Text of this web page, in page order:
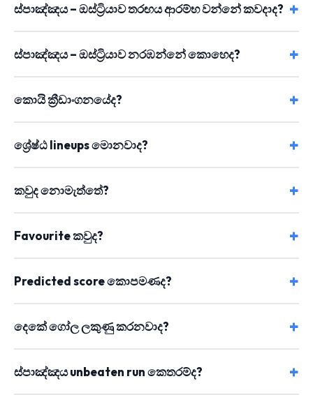
ස්පාඤ්ඤය – ඔස්ට්‍රියාව තරඟය ආරම්භ වන්නේ කවදාද?
ස්පාඤ්ඤය – ඔස්ට්‍රියාව නරඹන්නේ කොහෙද?
කොයි ක්‍රීඩාංගනයේද?
ශ්‍රේෂ්ඨ lineups මොනවාද?
කවුද නොමැත්තේ?
Favourite කවුද?
Predicted score කොපමණද?
දෙකේ ගෝල ලකුණු කරනවාද?
ස්පාඤ්ඤය unbeaten run කෙතරම්ද?